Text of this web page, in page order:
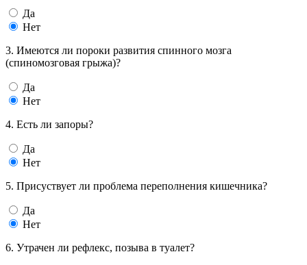
Да
Нет
3. Имеются ли пороки развития спинного мозга
(спиномозговая грыжа)?
Да
Нет
4. Есть ли запоры?
Да
Нет
5. Присуствует ли проблема переполнения кишечника?
Да
Нет
6. Утрачен ли рефлекс, позыва в туалет?